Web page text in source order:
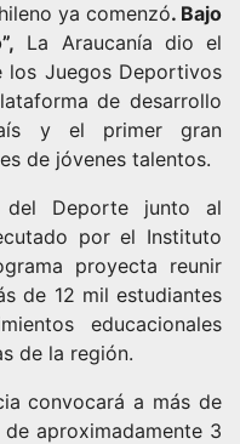
ya comenzó. Bajo
La Araucanía dio el
los Juegos Deportivos
de desarrollo
y el primer gran
de jóvenes talentos.
del Deporte junto al
por el Instituto
proyecta reunir
de 12 mil estudiantes
educacionales
de la región.
convocará a más de
aproximadamente 3